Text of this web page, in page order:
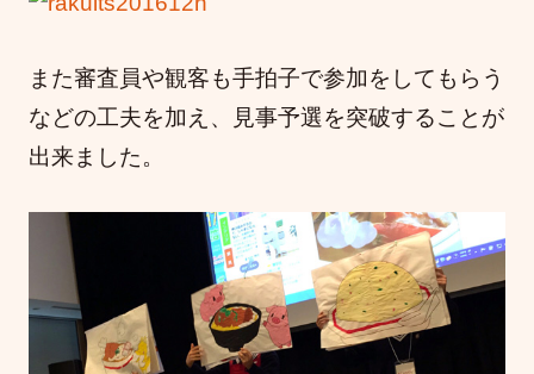
また審査員や観客も手拍子で参加をしてもらう
などの工夫を加え、見事予選を突破することが
出来ました。